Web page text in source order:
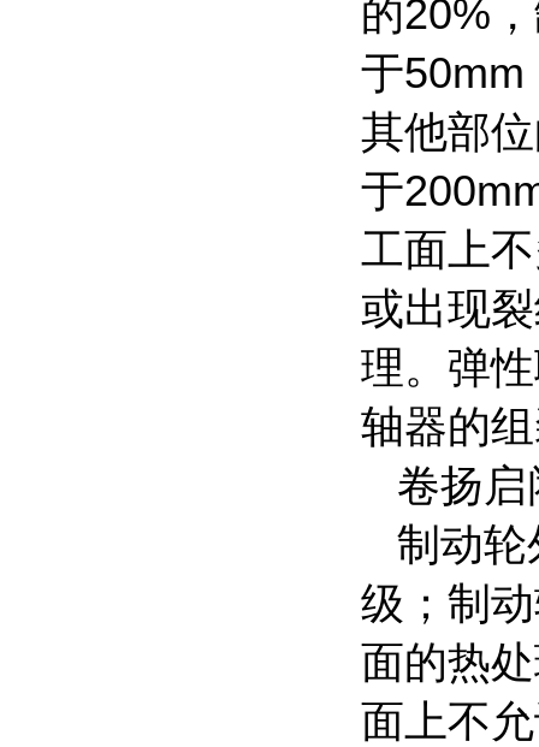
的20%
于50mm
其他部
于
工面上
或出现
理。弹
轴器的
卷扬启
制动轮
级；制
面的热
面上不